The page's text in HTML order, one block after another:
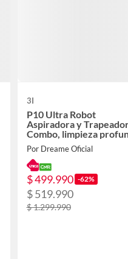
3I
P10 Ultra Robot
Aspiradora y
Combo, limpieza
de succión de 18000 Pa
Por Dreame Oficial
$ 499.990 -62%
$ 519.990
$ 1.299.990